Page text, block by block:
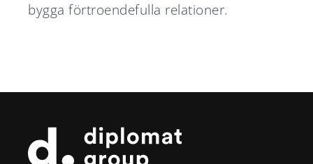
bygga förtroendefulla relationer.
Sidfot